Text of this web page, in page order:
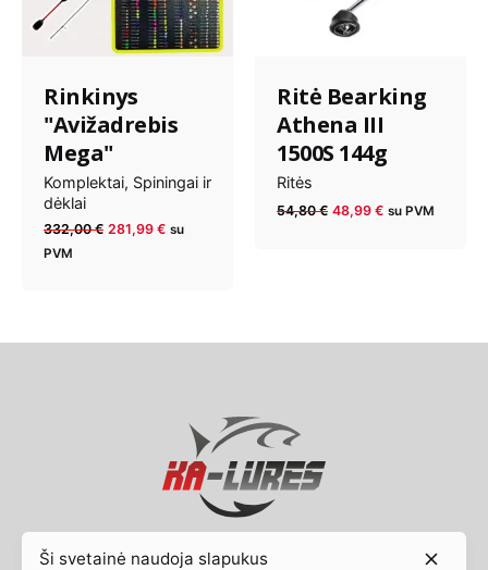
Rinkinys
"Avižadrebis
Mega"
Komplektai Spiningai ir
dėklai
332,00€ Anksčiau
281,99 €Dabartinė
su
PVM
Ritė Bearking
Athena III
1500S 144g
Ritės
54,80€ Anksčiau
48,99 €Dabartinė
su PVM
Ši svetainė naudoja slapukus